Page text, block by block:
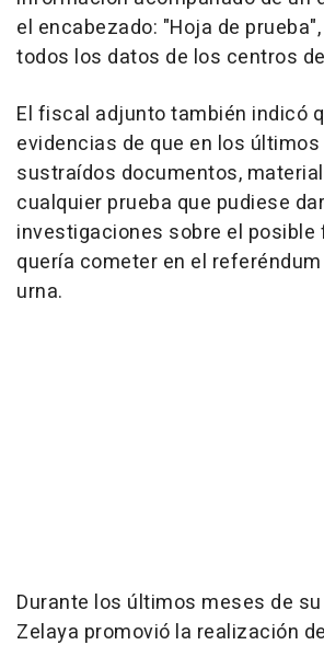
el encabezado: "Hoja de
todos los datos de los centros
El fiscal adjunto también indicó
evidencias de que en los
sustraídos documentos,
cualquier prueba que pudiese
investigaciones sobre el posible
quería cometer en el
urna.
Durante los últimos meses de
Zelaya promovió la realización